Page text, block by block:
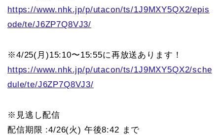
https://www.nhk.jp/p/utacon/ts/1J9MXY5QX2/epis
ode/te/J6ZP7Q8VJ3/
※4/25(月)15:10〜15:55に再放送あります！
https://www.nhk.jp/p/utacon/ts/1J9MXY5QX2/sche
dule/te/J6ZP7Q8VJ3/
※見逃し配信
配信期限 :4/26(火) 午後8:42 まで